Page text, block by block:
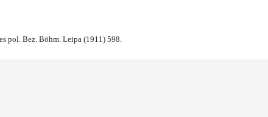
pol. Bez. Böhm. Leipa (1911) 598.